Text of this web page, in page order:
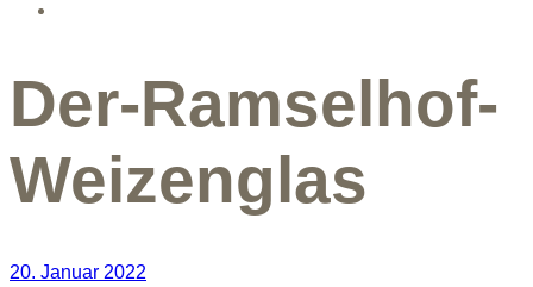
Der-Ramselhof-
Weizenglas
20. Januar 2022